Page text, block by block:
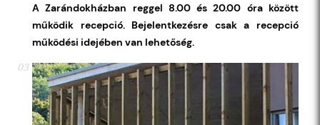
A Zarándokházban reggel 8.00 és 20.00 óra között
működik recepció. Bejelentkezésre csak a recepció
működési idejében van lehetőség.
03